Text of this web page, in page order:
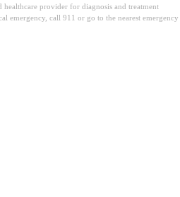
provider for diagnosis and treatment
emergency, call 911 or go to the nearest emergency